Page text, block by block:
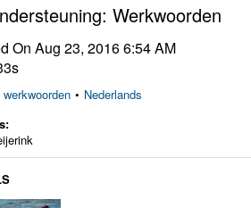
Werkwoorden
On Aug 23, 2016 6:54 AM
werkwoorden • Nederlands